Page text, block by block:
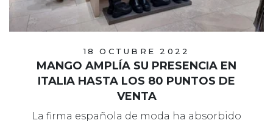
18 OCTUBRE 2022
MANGO AMPLÍA SU PRESENCIA EN
ITALIA HASTA LOS 80 PUNTOS DE
VENTA
La firma española de moda ha absorbido